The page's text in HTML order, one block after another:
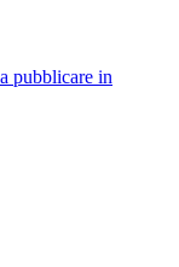
pubblicare in